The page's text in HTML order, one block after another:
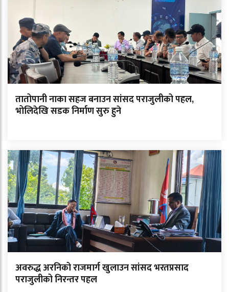
तातोपानी नाका सहज बनाउन सांसद पराजुलीको पहल,
भोलिदेखि सडक निर्माण सुरु हुने
अवरुद्ध अरनिको राजमार्ग खुलाउन सांसद भरतप्रसाद
पराजुलीको निरन्तर पहल